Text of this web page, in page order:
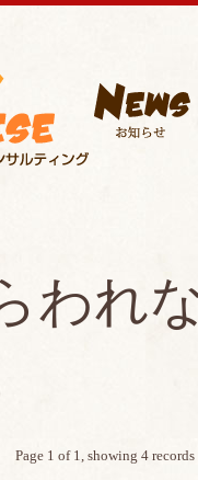
われ
Page 1 of 1, showing 4